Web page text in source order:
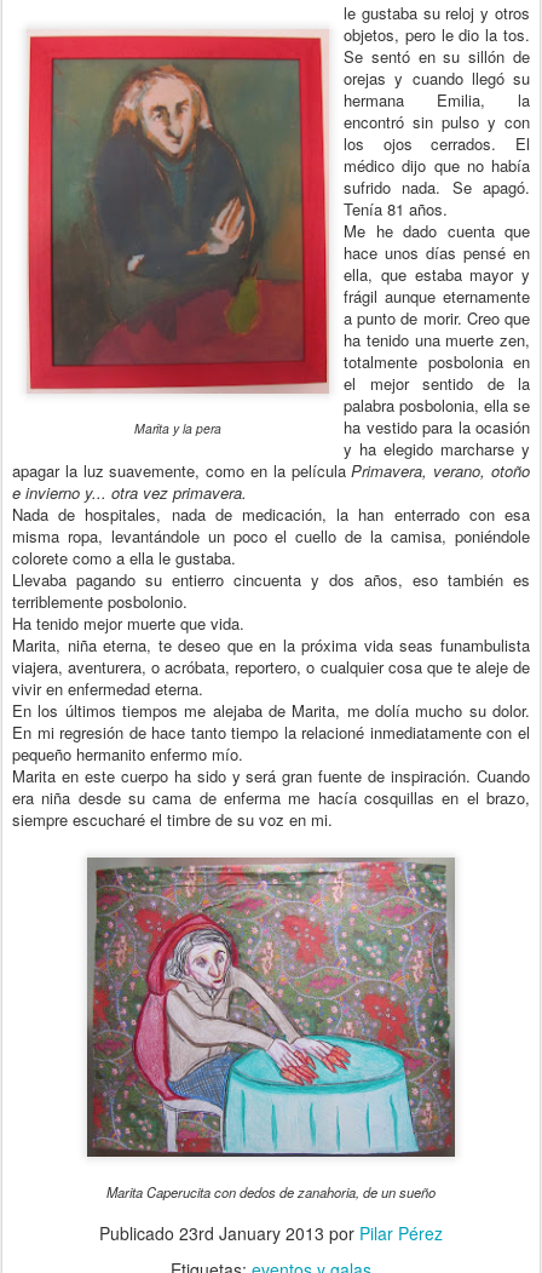
Marita y la pera
le gustaba su reloj y otros
objetos, pero le dio la tos.
Se sentó en su sillón de
orejas y cuando llegó su
hermana Emilia, la
encontró sin pulso y con
los ojos cerrados. El
médico dijo que no había
sufrido nada. Se apagó.
Tenía 81 años.
Me he dado cuenta que
hace unos días pensé en
ella, que estaba mayor y
frágil aunque eternamente
a punto de morir. Creo que
ha tenido una muerte zen,
totalmente posbolonia en
el mejor sentido de la
palabra posbolonia, ella se
ha vestido para la ocasión
y ha elegido marcharse y
apagar la luz suavemente, como en la películaPrimavera, verano, otoño
e invierno y... otra vez primavera.
Nada de hospitales, nada de medicación, la han enterrado con esa
misma ropa, levantándole un poco el cuello de la camisa, poniéndole
colorete como a ella le gustaba.
Llevaba pagando su entierro cincuenta y dos años, eso también es
terriblemente posbolonio.
Ha tenido mejor muerte que vida.
Marita, niña eterna, te deseo que en la próxima vida seas funambulista
viajera, aventurera, o acróbata, reportero, o cualquier cosa que te aleje de
vivir en enfermedad eterna.
En los últimos tiempos me alejaba de Marita, me dolía mucho su dolor.
En mi regresión de hace tanto tiempo la relacioné inmediatamente con el
pequeño hermanito enfermo mío.
Marita en este cuerpo ha sido y será gran fuente de inspiración. Cuando
era niña desde su cama de enferma me hacía cosquillas en el brazo,
siempre escucharé el timbre de su voz en mi.
Marita Caperucita con dedos de zanahoria, de un sueño
Publicado 23rd January 2013 por Pilar Pérez